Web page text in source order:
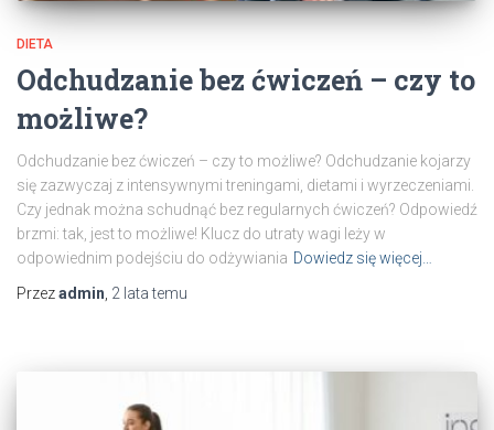
DIETA
Odchudzanie bez ćwiczeń – czy to
możliwe?
Odchudzanie bez ćwiczeń – czy to możliwe? Odchudzanie kojarzy
się zazwyczaj z intensywnymi treningami, dietami i wyrzeczeniami.
Czy jednak można schudnąć bez regularnych ćwiczeń? Odpowiedź
brzmi: tak, jest to możliwe! Klucz do utraty wagi leży w
odpowiednim podejściu do odżywiania Dowiedz się więcej…
Przezadmin, 2 latatemu